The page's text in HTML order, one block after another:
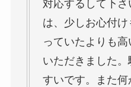
対応するして下
は、少しお心付
っていたよりも
いただきました
すいです。また